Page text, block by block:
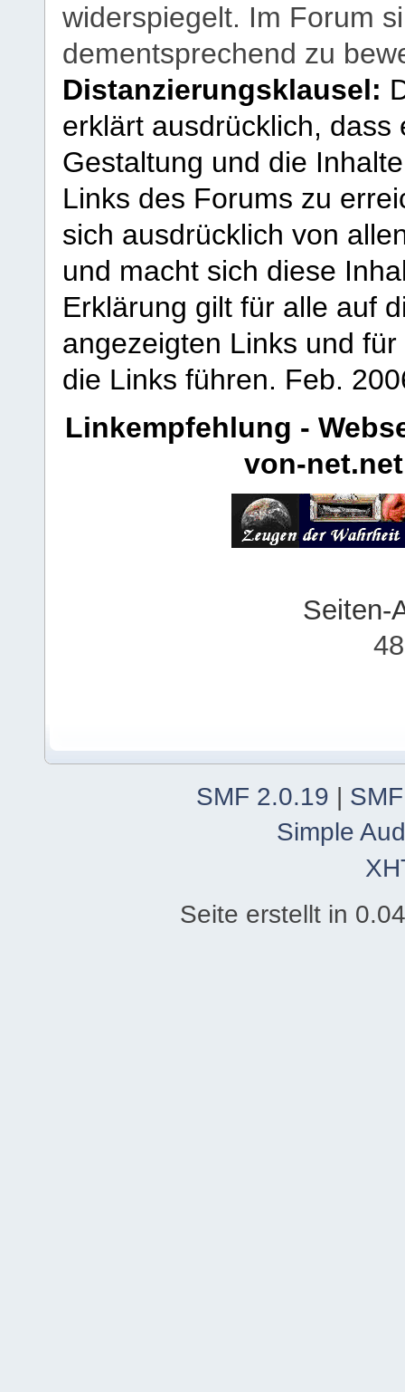
widerspiegelt. Im Forum
dementsprechend zu
Distanzierungsklausel:
erklärt ausdrücklich,
Gestaltung und die
Links des Forums zu
sich ausdrücklich von
und macht sich diese
Erklärung gilt für alle auf
angezeigten Links und
die Links führen. Feb.
Linkempfehlung -
von-net.net
Seiten-
SMF 2.0.19 |
Simple
Seite erstellt in